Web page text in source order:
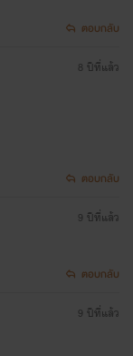
ตอบกลับ
8 ปีที่แล้ว
ตอบกลับ
9 ปีที่แล้ว
ตอบกลับ
9 ปีที่แล้ว